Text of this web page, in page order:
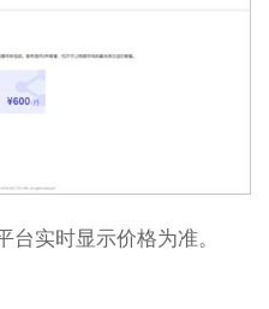
实时显示价格为准。